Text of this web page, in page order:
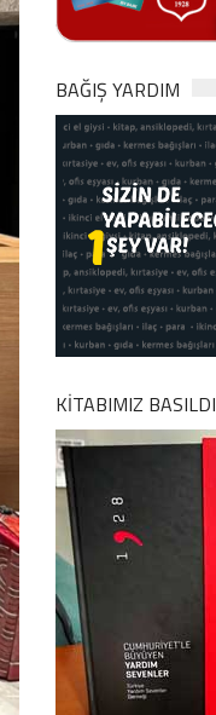
BAĞIŞ YARDIM
KİTABIMIZ BASILDI